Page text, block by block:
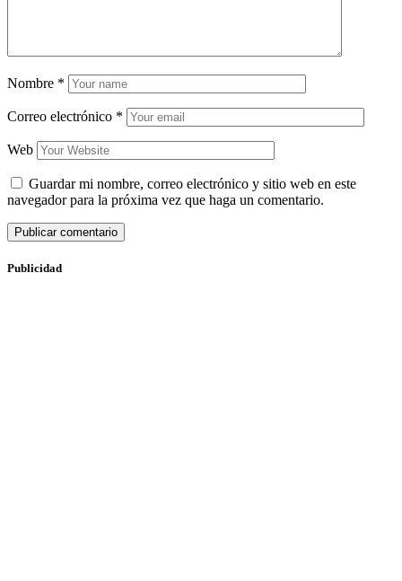
Nombre *
Correo electrónico *
Web
Guardar mi nombre, correo electrónico y sitio web en este
navegador para la próxima vez que haga un comentario.
Publicidad